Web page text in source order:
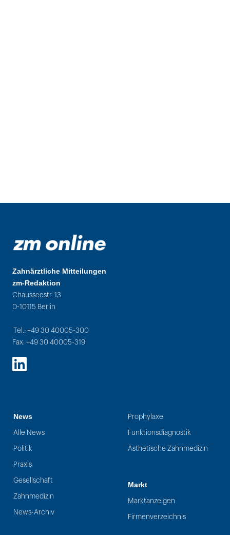
Zahnärztliche Mitteilungen
zm-Redaktion
Chausseestr. 13
D-10115 Berlin
Tel.: +49 30 40005-300
Fax: +49 30 40005-319
LinkedIn
News
Alle News
Politik
Praxis
Gesellschaft
Zahnmedizin
News-Archiv
Prophylaxe
Funktionsdiagnostik
Ästhetische Zahnmedizin
Markt
Marktanzeigen
Firmenverzeichnis